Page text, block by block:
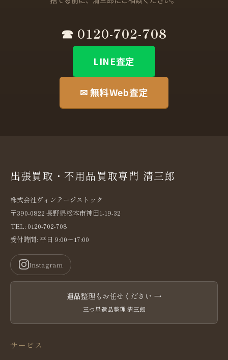
☎ 0120-702-708
LINE査定
✉ 無料Web査定
出張買取・不用品買取専門 清三郎
株式会社ヴィンテージストック
〒390-0822 長野県松本市神田1-19-32
TEL: 0120-702-708
受付時間: 平日 9:00〜17:00
Instagram
遺品整理もお任せください →
三つ星遺品整理 清三郎
サービス